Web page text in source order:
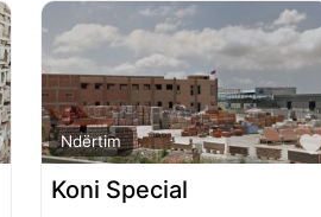
Favorite
Ndërtim
Koni Special